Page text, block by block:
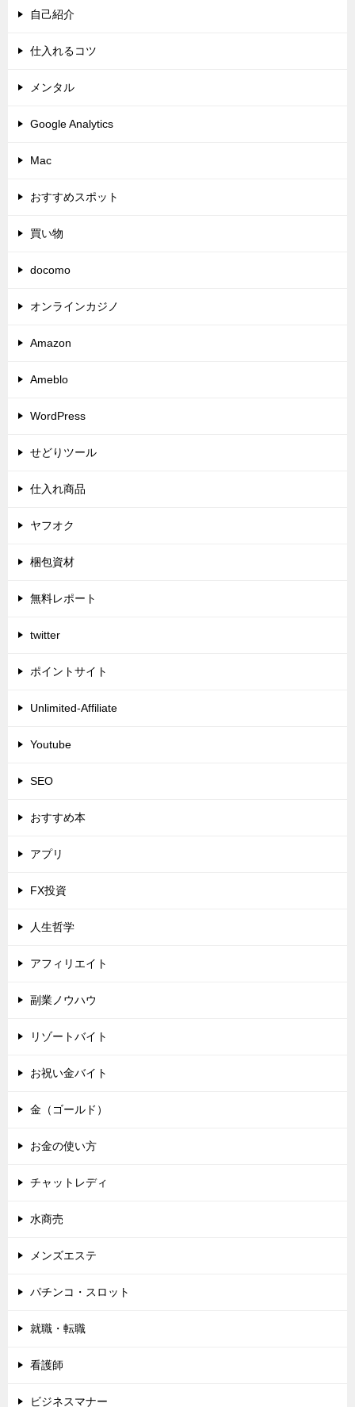
自己紹介
仕入れるコツ
メンタル
Google Analytics
Mac
おすすめスポット
買い物
docomo
オンラインカジノ
Amazon
Ameblo
WordPress
せどりツール
仕入れ商品
ヤフオク
梱包資材
無料レポート
twitter
ポイントサイト
Unlimited-Affiliate
Youtube
SEO
おすすめ本
アプリ
FX投資
人生哲学
アフィリエイト
副業ノウハウ
リゾートバイト
お祝い金バイト
金（ゴールド）
お金の使い方
チャットレディ
水商売
メンズエステ
パチンコ・スロット
就職・転職
看護師
ビジネスマナー